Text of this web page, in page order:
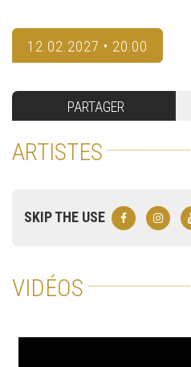
12.02.2027 • 20:00
PARTAGER
ARTISTES
SKIP THE USE
VIDÉOS